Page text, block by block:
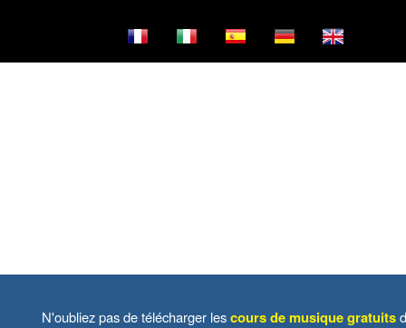
N'oubliez pas de télécharger lescours de musique gratuits